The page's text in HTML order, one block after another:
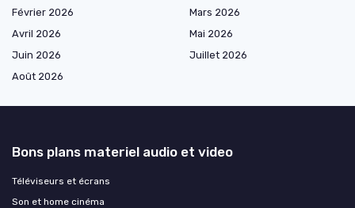
Février 2026
Mars 2026
Avril 2026
Mai 2026
Juin 2026
Juillet 2026
Août 2026
Bons plans materiel audio et video
Téléviseurs et écrans
Son et home cinéma